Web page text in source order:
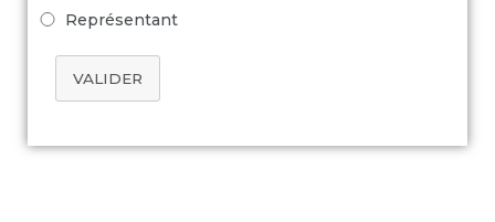
Représentant
VALIDER